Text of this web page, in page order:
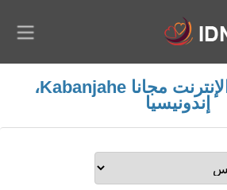
التعارف عبر الإنترنت مجانا Kabanjahe،
إندونيسيا